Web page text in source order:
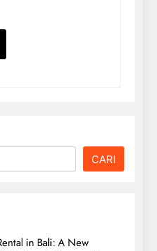
CARI
in Bali: A New